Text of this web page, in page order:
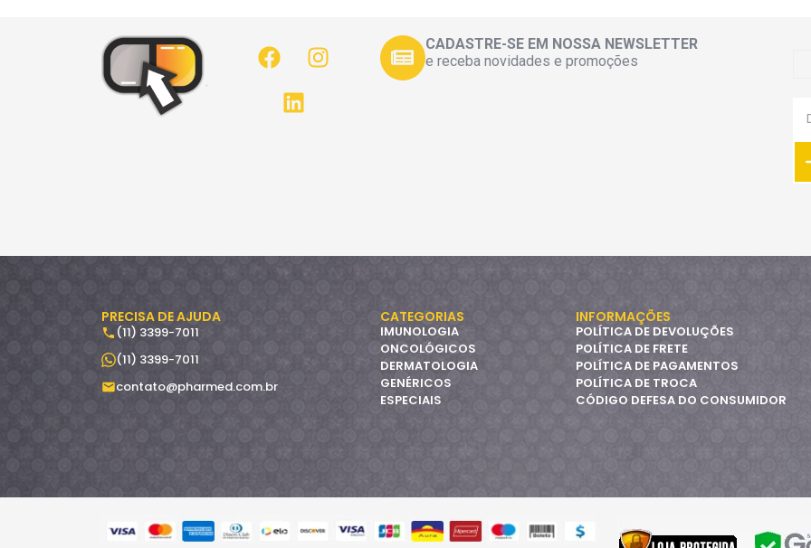
CADASTRE-SE EM NOSSA NEWSLETTER
e receba novidades e promoções
PRECISA DE AJUDA
(11) 3399-7011
(11) 3399-7011
contato@pharmed.com.br
CATEGORIAS
IMUNOLOGIA
ONCOLÓGICOS
DERMATOLOGIA
GENÉRICOS
ESPECIAIS
INFORMAÇÕES
POLÍTICA DE DEVOLUÇÕES
POLÍTICA DE FRETE
POLÍTICA DE PAGAMENTOS
POLÍTICA DE TROCA
CÓDIGO DEFESA DO CONSUMIDOR